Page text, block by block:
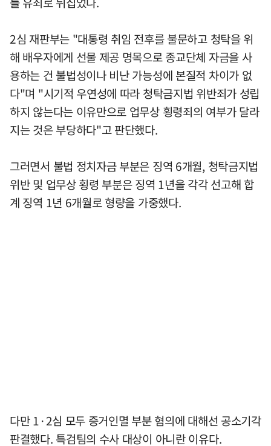
2심 재판부는 "대통령 취임 전후를 불문하고 청탁을 위
해 배우자에게 선물 제공 명목으로 종교단체 자금을 사
용하는 건 불법성이나 비난 가능성에 본질적 차이가 없
다"며 "시기적 우연성에 따라 청탁금지법 위반죄가 성립
하지 않는다는 이유만으로 업무상 횡령죄의 여부가 달라
지는 것은 부당하다"고 판단했다.
그러면서 불법 정치자금 부분은 징역 6개월, 청탁금지법
위반 및 업무상 횡령 부분은 징역 1년을 각각 선고해 합
계 징역 1년 6개월로 형량을 가중했다.
다만 1·2심 모두 증거인멸 부분 혐의에 대해선 공소기각
판결했다. 특검팀의 수사 대상이 아니란 이유다.